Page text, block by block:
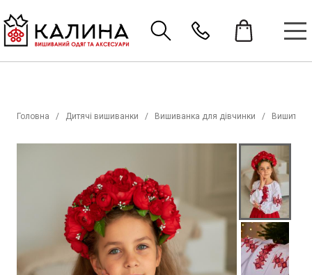
Головна Дитячі вишиванки Вишиванка для дівчинки Вишиті